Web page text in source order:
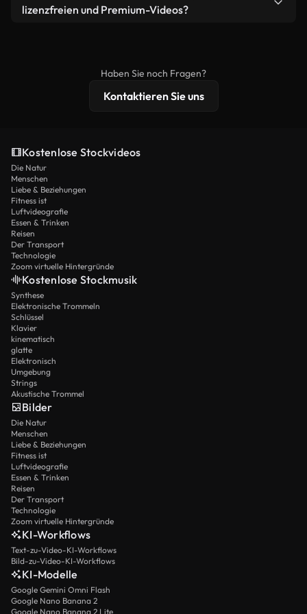
bearbeiten oder neu zusammenstellen. Achten Sie
lizenzfreien und Premium-Videos?
erweiterten Lizenzschutz bieten.
Haben Sie noch Fragen?
Kontaktieren Sie uns
Kostenlose Stockvideos
Die Natur
Menschen
Liebe & Beziehungen
Fitness ist
Luftvideografie
Essen & Trinken
Reisen
Der Transport
Technologie
Zoom virtuelle Hintergründe
Kostenlose Stockmusik
Synthese
Elektronische Trommeln
Schlüssel
Klavier
kinematisch
glatte
Elektronisch
Umgebung
Strings
Akustische Trommel
Bilder
Die Natur
Menschen
Liebe & Beziehungen
Fitness ist
Luftvideografie
Essen & Trinken
Reisen
Der Transport
Technologie
Zoom virtuelle Hintergründe
KI-Workflows
Text-zu-Video-KI-Workflows
Bild-zu-Video-KI-Workflows
KI-Modelle
Google Gemini Omni Flash
Google Nano Banana 2
Google Nano Banana 2 Lite